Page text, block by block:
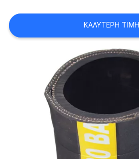
ΖΗΤΉΣΤΕ
ΑΠΌΣΠΑΣΜΑ
SITEMAP
PRIVACY
ΚΑΛΎΤΕΡΗ ΤΙΜΉ